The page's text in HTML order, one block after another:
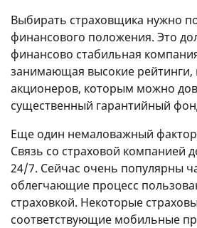
Выбирать страховщика нужно
финансового положения. Это
финансово стабильная
занимающая высокие
акционеров, которым можно
существенный гарантийный
Еще один немаловажный фактор
Связь со страховой компанией
24/7. Сейчас очень популярны
облегчающие процесс
страховкой. Некоторые
соответствующие мобильные